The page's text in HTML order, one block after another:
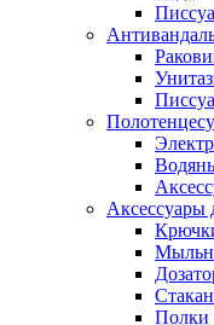
Аксессуары
Полки